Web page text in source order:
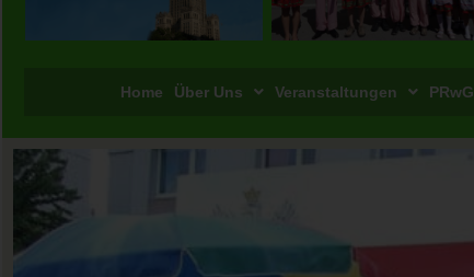
Home Über Uns Veranstaltungen